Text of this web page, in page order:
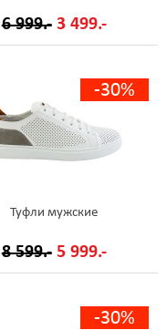
6 999.- 3 499.-
-30%
Туфли мужские
8 599.- 5 999.-
-30%